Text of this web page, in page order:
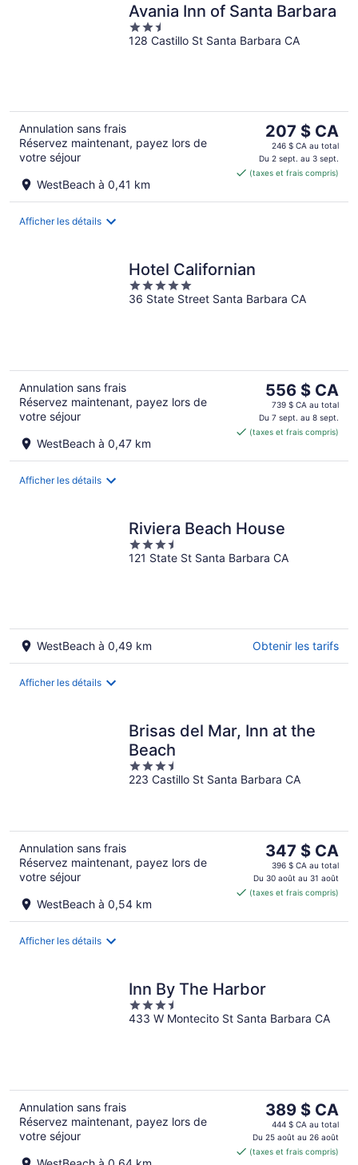
Avania Inn of Santa Barbara
2.5
out
128 Castillo St Santa Barbara CA
Annulation sans frais
Réservez maintenant, payez lors de
votre séjour
WestBeach à 0,41 km
Le
prix
est
de 207 $ CA
207 $ CA
246 $ CA au total
Du 2 sept. au 3 sept.
(taxes et frais compris)
Afficher les détails
Hotel Californian
5
out
36 State Street Santa Barbara CA
Annulation sans frais
Réservez maintenant, payez lors de
votre séjour
WestBeach à 0,47 km
Le
prix
est
de 556 $ CA
556 $ CA
739 $ CA au total
Du 7 sept. au 8 sept.
(taxes et frais compris)
Afficher les détails
Riviera Beach House
3.5
out
121 State St Santa Barbara CA
WestBeach à 0,49 km Obtenir les tarifs
Afficher les détails
Brisas del Mar, Inn at the
Beach
3.5
out
223 Castillo St Santa Barbara CA
Annulation sans frais
Réservez maintenant, payez lors de
votre séjour
WestBeach à 0,54 km
Le
prix
est
de 347 $ CA
347 $ CA
396 $ CA au total
Du 30 août au 31 août
(taxes et frais compris)
Afficher les détails
Inn By The Harbor
3.5
out
433 W Montecito St Santa Barbara CA
Annulation sans frais
Réservez maintenant, payez lors de
votre séjour
Le
prix
est
de 389 $ CA
389 $ CA
444 $ CA au total
Du 25 août au 26 août
(taxes et frais compris)